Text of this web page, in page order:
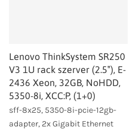
Lenovo ThinkSystem SR250
V3 1U rack szerver (2.5″), E-
2436 Xeon, 32GB, NoHDD,
5350-8i, XCC:P, (1+0)
sff-8x25, 5350-8i-pcie-12gb-
adapter, 2x Gigabit Ethernet